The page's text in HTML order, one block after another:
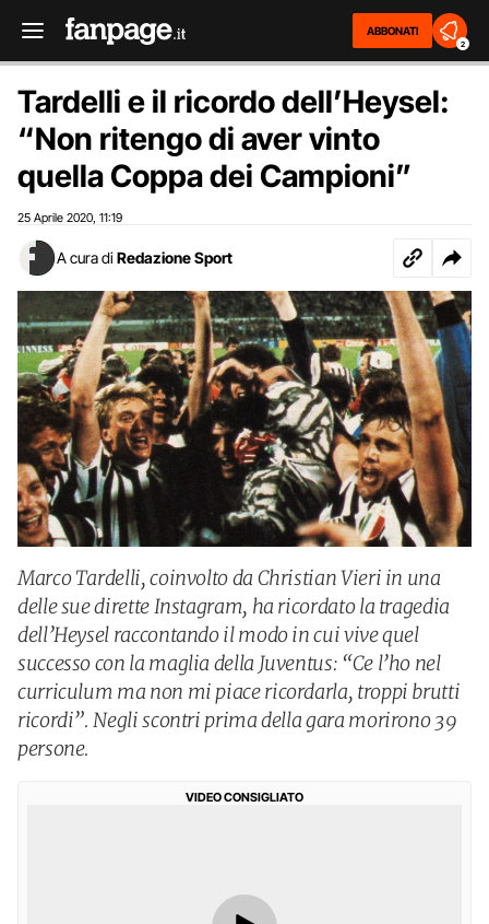
ABBONATI
2
Tardelli e il ricordo dell’Heysel:
“Non ritengo di aver vinto
quella Coppa dei Campioni”
25 Aprile 2020 11:19
A cura di Redazione Sport
Marco Tardelli, coinvolto da Christian Vieri in una
delle sue dirette Instagram, ha ricordato la tragedia
dell’Heysel raccontando il modo in cui vive quel
successo con la maglia della Juventus: “Ce l’ho nel
curriculum ma non mi piace ricordarla, troppi brutti
ricordi”. Negli scontri prima della gara morirono 39
persone.
VIDEO CONSIGLIATO